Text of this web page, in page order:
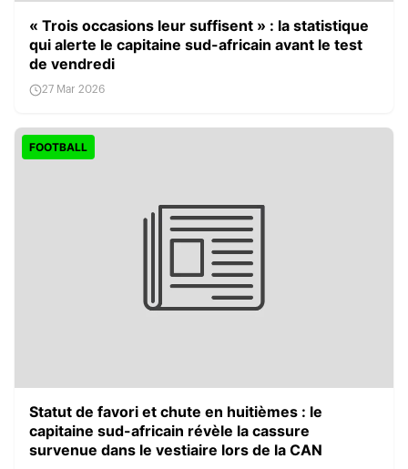
« Trois occasions leur suffisent » : la statistique
qui alerte le capitaine sud-africain avant le test
de vendredi
27 Mar 2026
FOOTBALL
Statut de favori et chute en huitièmes : le
capitaine sud-africain révèle la cassure
survenue dans le vestiaire lors de la CAN